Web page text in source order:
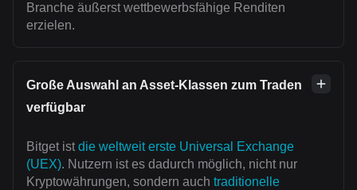
Branche äußerst wettbewerbsfähige Renditen
erzielen.
Große Auswahl an Asset-Klassen zum Traden
verfügbar
Bitget ist die weltweit erste Universal Exchange
(UEX). Nutzern ist es dadurch möglich, nicht nur
Kryptowährungen, sondern auch traditionelle